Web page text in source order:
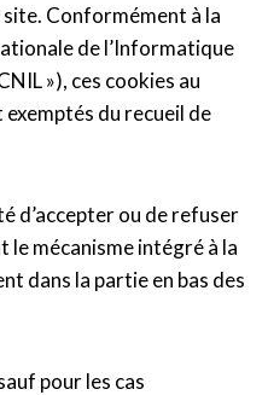
Conformément à la
de l’Informatique
»), ces cookies au
du recueil de
d’accepter ou de refuser
le mécanisme intégré à la
dans la partie en bas des
pour les cas